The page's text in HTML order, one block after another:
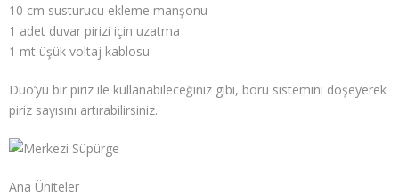
10 cm susturucu ekleme manşonu
1 adet duvar pirizi için uzatma
1 mt üşük voltaj kablosu
Duo’yu bir piriz ile kullanabileceğiniz gibi, boru sistemini döşeyerek
piriz sayısını artırabilirsiniz.
Ana Üniteler